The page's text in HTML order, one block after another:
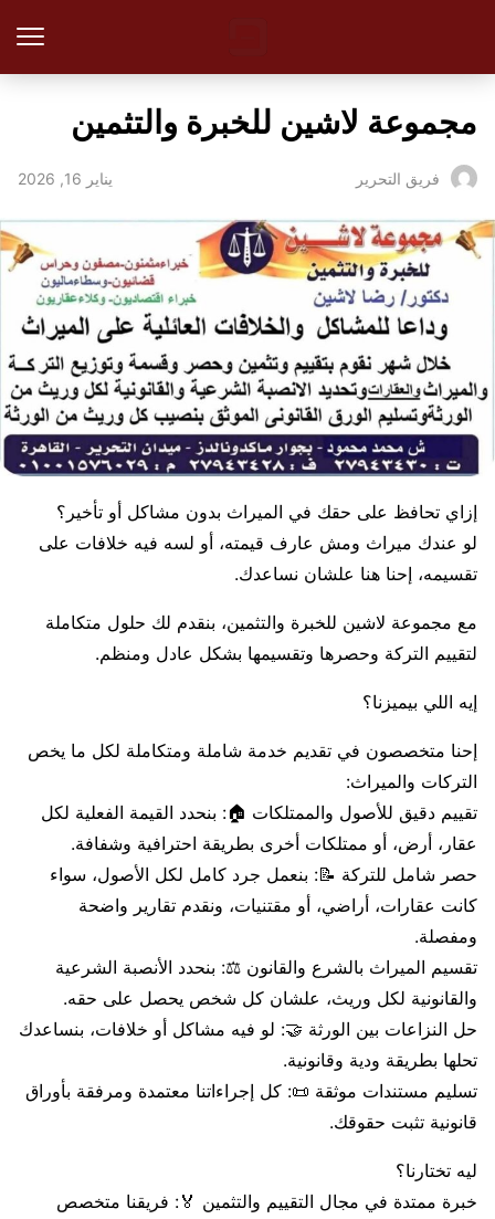
مجموعة لاشين للخبرة والتثمين
فريق التحرير يناير 16, 2026
إزاي تحافظ على حقك في الميراث بدون مشاكل أو تأخير؟
لو عندك ميراث ومش عارف قيمته، أو لسه فيه خلافات على
تقسيمه، إحنا هنا علشان نساعدك.
مع مجموعة لاشين للخبرة والتثمين، بنقدم لك حلول متكاملة
لتقييم التركة وحصرها وتقسيمها بشكل عادل ومنظم.
إيه اللي بيميزنا؟
إحنا متخصصون في تقديم خدمة شاملة ومتكاملة لكل ما يخص
التركات والميراث:
تقييم دقيق للأصول والممتلكات 🏠: بنحدد القيمة الفعلية لكل
عقار، أرض، أو ممتلكات أخرى بطريقة احترافية وشفافة.
حصر شامل للتركة 📝: بنعمل جرد كامل لكل الأصول، سواء
كانت عقارات، أراضي، أو مقتنيات، ونقدم تقارير واضحة
ومفصلة.
تقسيم الميراث بالشرع والقانون ⚖️: بنحدد الأنصبة الشرعية
والقانونية لكل وريث، علشان كل شخص يحصل على حقه.
حل النزاعات بين الورثة 🤝: لو فيه مشاكل أو خلافات، بنساعدك
تحلها بطريقة ودية وقانونية.
تسليم مستندات موثقة 📜: كل إجراءاتنا معتمدة ومرفقة بأوراق
قانونية تثبت حقوقك.
ليه تختارنا؟
خبرة ممتدة في مجال التقييم والتثمين 🏅: فريقنا متخصص